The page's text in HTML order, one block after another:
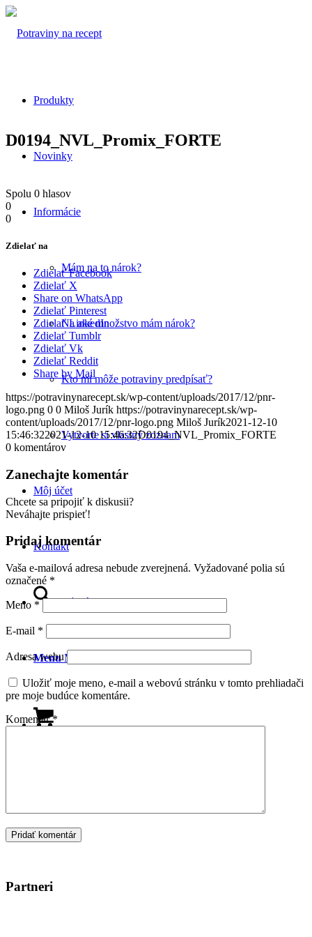
Produkty
Novinky
Informácie
Mám na to nárok?
Na aké množstvo mám nárok?
Kto mi môže potraviny predpísať?
Vytvorte si vlastný zoznam
Môj účet
Kontakt
Vyhľadávanie
Menu Menu
D0194_NVL_Promix_FORTE
Spolu 0 hlasov
0
0
Zdielať na
Zdielať Facebook
Zdielať X
Share on WhatsApp
Zdielať Pinterest
Zdielať LinkedIn
Zdielať Tumblr
Zdielať Vk
Zdielať Reddit
Share by Mail
https://potravinynarecept.sk/wp-content/uploads/2017/12/pnr-
logo.png 0 0 Miloš Jurík https://potravinynarecept.sk/wp-
content/uploads/2017/12/pnr-logo.png Miloš Jurík2021-12-10
15:46:322021-12-10 15:46:32D0194_NVL_Promix_FORTE
0 komentárov
Zanechajte komentár
Chcete sa pripojiť k diskusii?
Neváhajte prispieť!
Pridaj komentár
Vaša e-mailová adresa nebude zverejnená. Vyžadované polia sú
označené *
Meno *
E-mail *
Adresa webu
Uložiť moje meno, e-mail a webovú stránku v tomto prehliadači
pre moje budúce komentáre.
Komentár*
Partneri